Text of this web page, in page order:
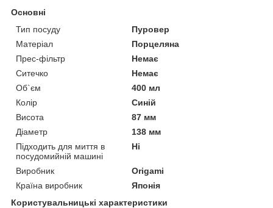
Основні
Тип посуду
Пуровер
Матеріал
Порцеляна
Прес-фільтр
Немає
Ситечко
Немає
Об`єм
400 мл
Колір
Синій
Висота
87 мм
Діаметр
138 мм
Підходить для миття в
посудомийній машині
Ні
Виробник
Origami
Країна виробник
Японія
Користувальницькі характеристики